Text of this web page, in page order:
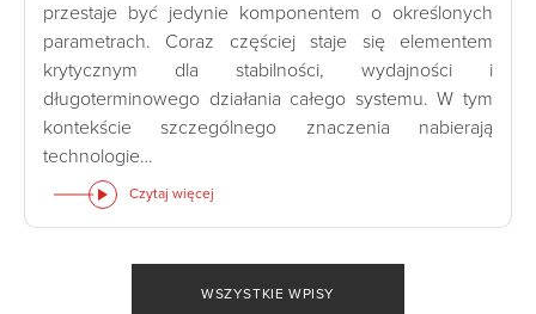
przestaje być jedynie komponentem o określonych
parametrach. Coraz częściej staje się elementem
krytycznym dla stabilności, wydajności i
długoterminowego działania całego systemu. W tym
kontekście szczególnego znaczenia nabierają
technologie…
Czytaj więcej
WSZYSTKIE WPISY